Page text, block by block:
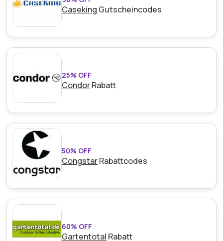
Caseking Gutscheincodes
25% OFF
CondorRabatt
50% OFF
CongstarRabattcodes
60% OFF
Gartentotal Rabatt